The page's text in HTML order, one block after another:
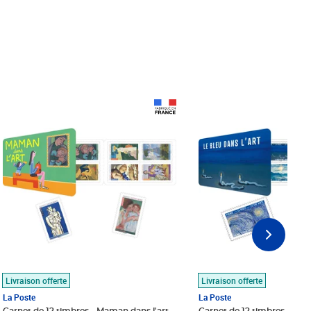
Livraison offerte
La Poste
Livraison offerte
La Poste